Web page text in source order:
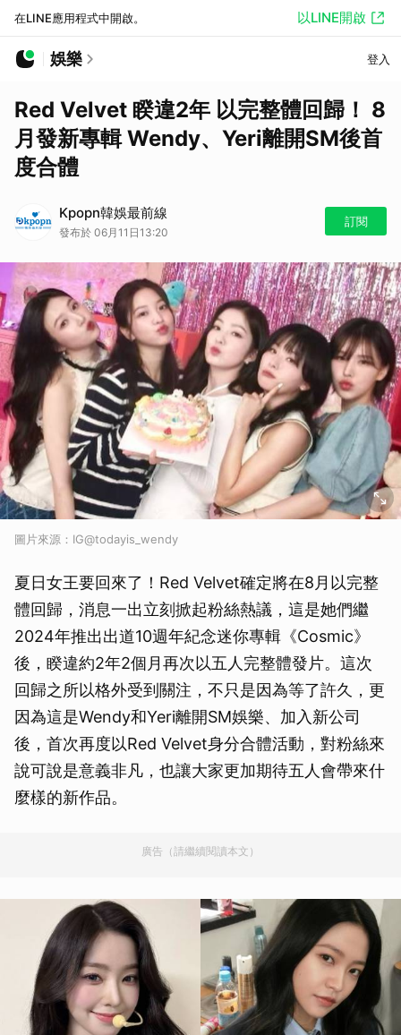
在LINE應用程式中開啟。 以LINE開啟
娛樂 登入
Red Velvet 睽違2年 以完整體回歸！ 8
月發新專輯 Wendy、Yeri離開SM後首
度合體
Kpopn韓娛最前線
發布於 06月11日13:20
訂閱
圖片來源：IG@todayis_wendy
夏日女王要回來了！Red Velvet確定將在8月以完整
體回歸，消息一出立刻掀起粉絲熱議，這是她們繼
2024年推出出道10週年紀念迷你專輯《Cosmic》
後，睽違約2年2個月再次以五人完整體發片。這次
回歸之所以格外受到關注，不只是因為等了許久，更
因為這是Wendy和Yeri離開SM娛樂、加入新公司
後，首次再度以Red Velvet身分合體活動，對粉絲來
說可說是意義非凡，也讓大家更加期待五人會帶來什
麼樣的新作品。
廣告（請繼續閱讀本文）